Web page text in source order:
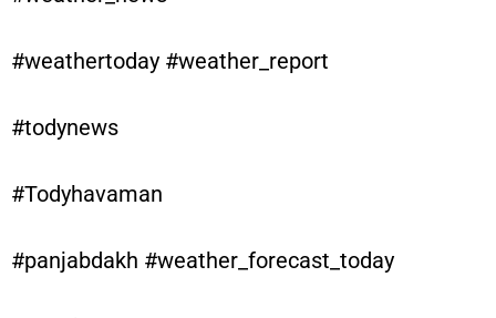
#weathertoday #weather_report
#todynews
#Todyhavaman
#panjabdakh #weather_forecast_today